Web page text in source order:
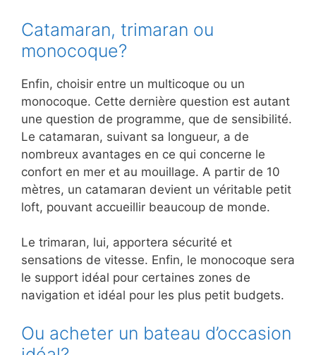
Catamaran, trimaran ou
monocoque?
Enfin, choisir entre un multicoque ou un
monocoque. Cette dernière question est autant
une question de programme, que de sensibilité.
Le catamaran, suivant sa longueur, a de
nombreux avantages en ce qui concerne le
confort en mer et au mouillage. A partir de 10
mètres, un catamaran devient un véritable petit
loft, pouvant accueillir beaucoup de monde.
Le trimaran, lui, apportera sécurité et
sensations de vitesse. Enfin, le monocoque sera
le support idéal pour certaines zones de
navigation et idéal pour les plus petit budgets.
Ou acheter un bateau d’occasion